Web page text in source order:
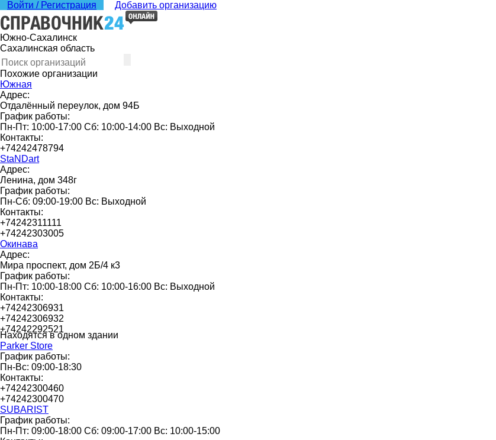
Войти / Регистрация Добавить организацию
Южно-Сахалинск
Сахалинская область
Похожие организации
Южная
Адрес:
Отдалённый переулок, дом 94Б
График работы:
Пн-Пт: 10:00-17:00 Сб: 10:00-14:00 Вс: Выходной
Контакты:
+74242478794
StaNDart
Адрес:
Ленина, дом 348г
График работы:
Пн-Сб: 09:00-19:00 Вс: Выходной
Контакты:
+74242311111
+74242303005
Окинава
Адрес:
Мира проспект, дом 2Б/4 к3
График работы:
Пн-Пт: 10:00-18:00 Сб: 10:00-16:00 Вс: Выходной
Контакты:
+74242306931
+74242306932
+74242292521
Находятся в одном здании
Parker Store
График работы:
Пн-Вс: 09:00-18:30
Контакты:
+74242300460
+74242300470
SUBARIST
График работы:
Пн-Пт: 09:00-18:00 Сб: 09:00-17:00 Вс: 10:00-15:00